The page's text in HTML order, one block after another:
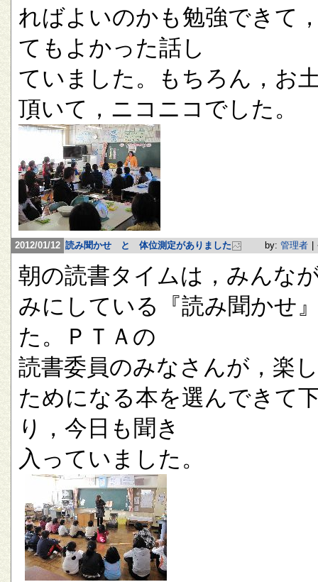
ればよいのかも勉強できて
てもよかった話し
ていました。もちろん，お
頂いて，ニコニコでした。
2012/01/12 読み聞かせ と 体位測定がありました by: 管理者
朝の読書タイムは，みんな
みにしている『読み聞かせ
た。ＰＴＡの
読書委員のみなさんが，楽
ためになる本を選んできて
り，今日も聞き
入っていました。